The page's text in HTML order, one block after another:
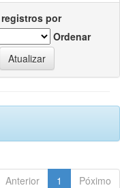
por
Ordenar
Anterior 1 Póximo